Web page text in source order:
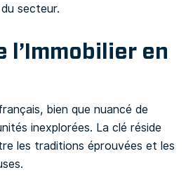
du secteur.
l’Immobilier en
bien que nuancé de
inexplorées. La clé réside
les traditions éprouvées et les